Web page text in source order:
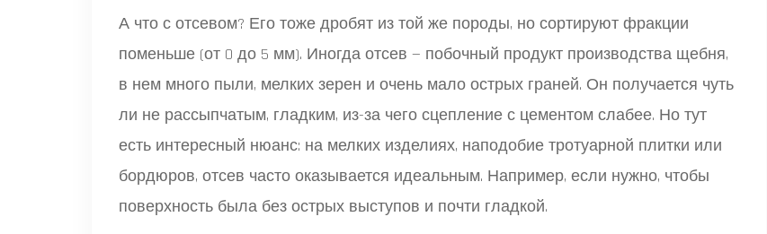
А что с отсевом? Его тоже дробят из той же породы, но сортируют фракции
поменьше (от 0 до 5 мм). Иногда отсев — побочный продукт производства щебня,
в нем много пыли, мелких зерен и очень мало острых граней. Он получается чуть
ли не рассыпчатым, гладким, из-за чего сцепление с цементом слабее. Но тут
есть интересный нюанс: на мелких изделиях, наподобие тротуарной плитки или
бордюров, отсев часто оказывается идеальным. Например, если нужно, чтобы
поверхность была без острых выступов и почти гладкой.